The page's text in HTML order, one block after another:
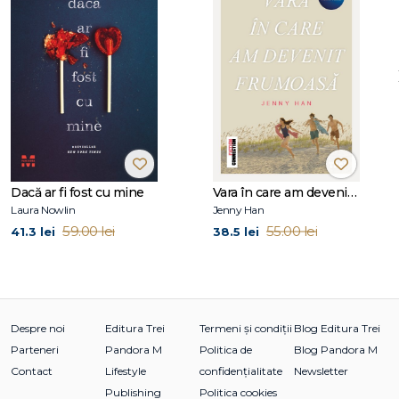
Dacă ar fi fost cu mine
Laura Nowlin
41.3 lei 59.00 lei
Vara în care am devenit frumoasă (seria Vara, vol. 1, ediție tie-in)
Jenny Han
38.5 lei 55.00 lei
Despre noi
Parteneri
Contact
Editura Trei
Pandora M
Lifestyle
Publishing
Termeni și condiții
Politica de
confidențialitate
Politica cookies
Blog Editura Trei
Blog Pandora M
Newsletter